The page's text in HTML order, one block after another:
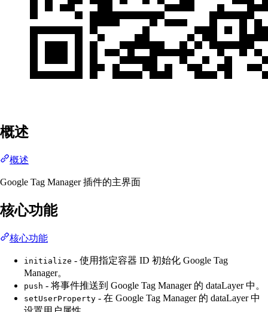
概述
概述
Google Tag Manager 插件的主界面
核心功能
核心功能
initialize - 使用指定容器 ID 初始化 Google Tag
Manager。
push - 将事件推送到 Google Tag Manager 的 dataLayer 中。
setUserProperty - 在 Google Tag Manager 的 dataLayer 中